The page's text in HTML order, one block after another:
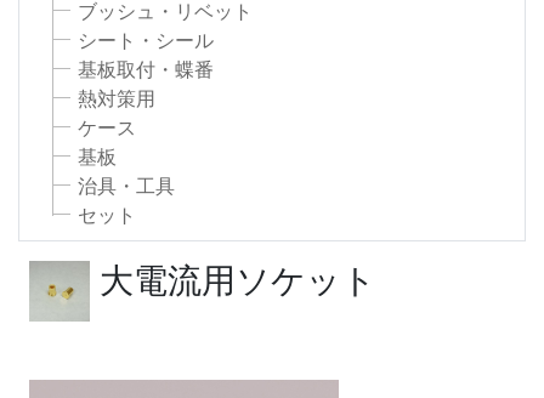
ブッシュ・リベット
シート・シール
基板取付・蝶番
熱対策用
ケース
基板
治具・工具
セット
大電流用ソケット